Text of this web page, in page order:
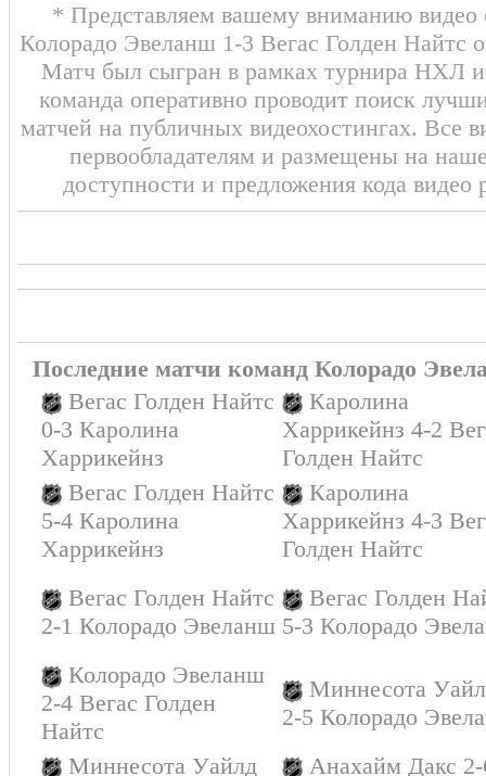
* Представляем вашему вниманию видео
Колорадо Эвеланш 1-3 Вегас Голден Найтс
Матч был сыгран в рамках турнира НХЛ
команда оперативно проводит поиск
матчей на публичных видеохостингах. Все
первообладателям и размещены на
доступности и предложения кода видео
Последние матчи команд Колорадо
Вегас Голден Найтс
0-3 Каролина
Харрикейнз
Каролина
Харрикейнз 4-2
Голден Найтс
Вегас Голден Найтс
5-4 Каролина
Харрикейнз
Каролина
Харрикейнз 4-3
Голден Найтс
Вегас Голден Найтс
2-1 Колорадо Эвеланш
Вегас Голден
5-3 Колорадо
Колорадо Эвеланш
2-4 Вегас Голден
Найтс
Миннесота
2-5 Колорадо
Миннесота Уайлд
Анахайм Дакс